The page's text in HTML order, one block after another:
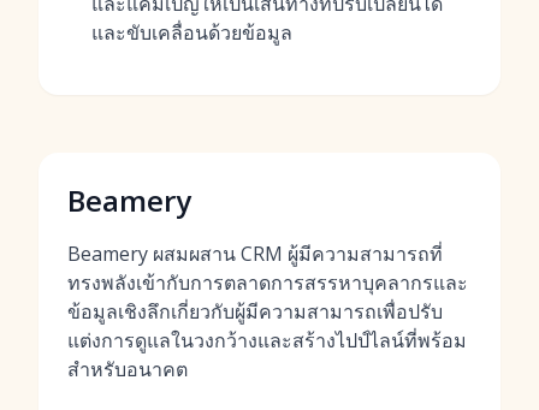
และขับเคลื่อนด้วยข้อมูล
Beamery
Beamery ผสมผสาน CRM ผู้มีความสามารถที่
ทรงพลังเข้ากับการตลาดการสรรหาบุคลากรและ
ข้อมูลเชิงลึกเกี่ยวกับผู้มีความสามารถเพื่อปรับ
แต่งการดูแลในวงกว้างและสร้างไปป์ไลน์ที่พร้อม
สำหรับอนาคต